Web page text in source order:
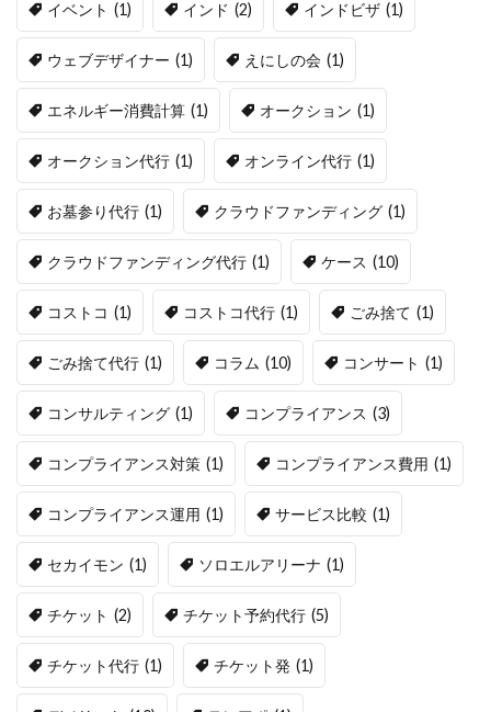
イベント (1) インド (2) インドビザ (1)
ウェブデザイナー (1) えにしの会 (1)
エネルギー消費計算 (1) オークション (1)
オークション代行 (1) オンライン代行 (1)
お墓参り代行 (1) クラウドファンディング (1)
クラウドファンディング代行 (1) ケース (10)
コストコ (1) コストコ代行 (1) ごみ捨て (1)
ごみ捨て代行 (1) コラム (10) コンサート (1)
コンサルティング (1) コンプライアンス (3)
コンプライアンス対策 (1) コンプライアンス費用 (1)
コンプライアンス運用 (1) サービス比較 (1)
セカイモン (1) ソロエルアリーナ (1)
チケット (2) チケット予約代行 (5)
チケット代行 (1) チケット発 (1)